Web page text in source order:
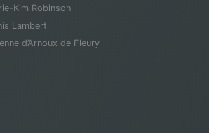
Kim Robinson
Lambert
d’Arnoux de Fleury